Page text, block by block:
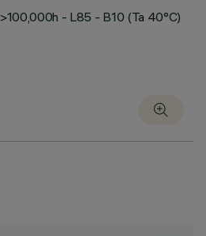
>100,000h - L85 - B10 (Ta 40°C)